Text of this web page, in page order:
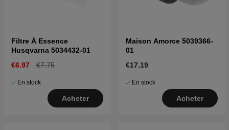
Filtre À Essence
Husqvarna 5034432-01
€6.97
€7.75
En stock
Acheter
Maison Amorce 5039366-
01
€17.19
En stock
Acheter